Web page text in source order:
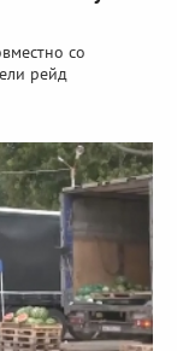
со
рейд